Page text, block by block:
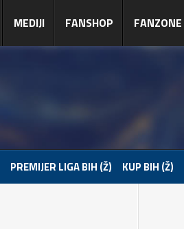
MEDIJI FANSHOP FANZONE
PREMIJER LIGA BIH (Ž) KUP BIH (Ž)